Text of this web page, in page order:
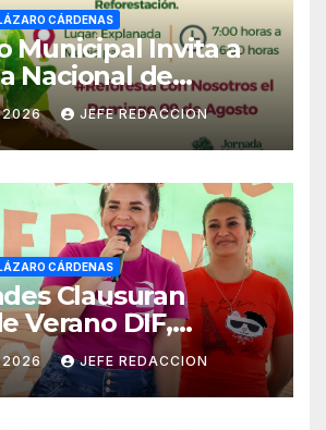
CÁRDENAS
Municipal Invita a
Nacional de
2026 JEFE REDACCION
CÁRDENAS
Clausuran
Verano DIF,
Pública y Casa de
2026 JEFE REDACCION